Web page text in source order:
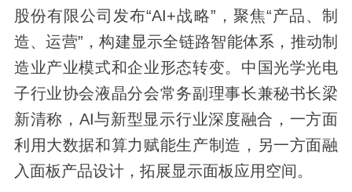
股份有限公司发布“AI+战略”，聚焦“产品、制
造、运营”，构建显示全链路智能体系，推动制
造业产业模式和企业形态转变。中国光学光电
子行业协会液晶分会常务副理事长兼秘书长梁
新清称，AI与新型显示行业深度融合，一方面
利用大数据和算力赋能生产制造，另一方面融
入面板产品设计，拓展显示面板应用空间。